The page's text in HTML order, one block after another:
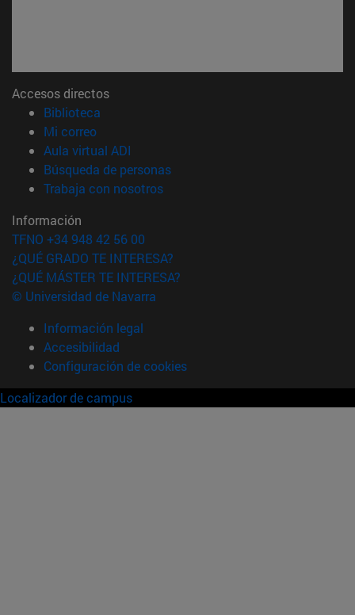
Accesos directos
Biblioteca
Mi correo(abre en nueva ventana)
Aula virtual ADI
Búsqueda de personas(abre en nueva ventana)
Trabaja con nosotros(abre en nueva ventana)
Información
TFNO +34 948 42 56 00
¿QUÉ GRADO TE INTERESA?
¿QUÉ MÁSTER TE INTERESA?
© Universidad de Navarra
Información legal
Accesibilidad
Configuración de cookies
Localizador de campus